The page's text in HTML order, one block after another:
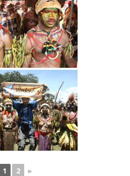
1 2 ►